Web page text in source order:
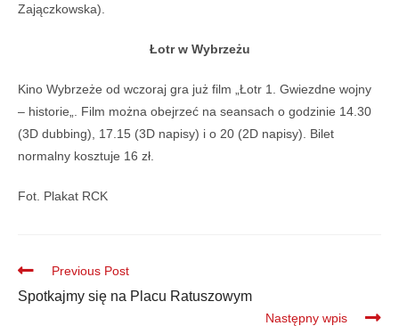
Zajączkowska).
Łotr w Wybrzeżu
Kino Wybrzeże od wczoraj gra już film „Łotr 1. Gwiezdne wojny
– historie
. Film można obejrzeć na seansach o godzinie 14 30
(3D dubbing), 17 15 (3D napisy) i o 20 (2D napisy). Bilet
normalny kosztuje 16 zł.
Fot. Plakat RCK
Previous Post
Spotkajmy się na Placu Ratuszowym
Następny wpis